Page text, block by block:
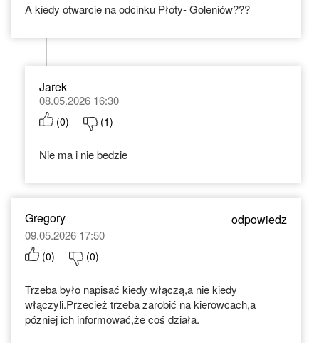
A kiedy otwarcie na odcinku Płoty- Goleniów???
Jarek
08.05.2026 16:30
(0) (1)
Nie ma i nie bedzie
Gregory odpowiedz
09.05.2026 17:50
(0) (0)
Trzeba było napisać kiedy włączą,a nie kiedy
włączyli.Przecież trzeba zarobić na kierowcach,a
pózniej ich informować,że coś działa.